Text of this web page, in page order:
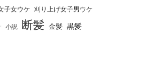
子女ウケ 刈り上げ女子男ウケ
小説 断髪 金髪 黒髪